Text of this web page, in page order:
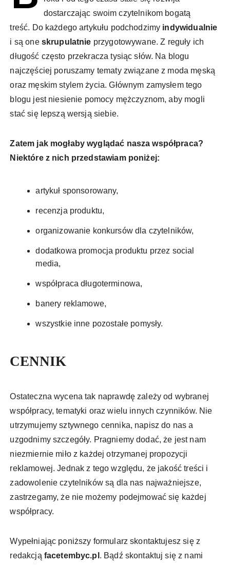
dostarczając swoim czytelnikom bogatą
treść. Do każdego artykułu podchodzimy indywidualnie
i są one skrupulatnie przygotowywane. Z reguły ich
długość często przekracza tysiąc słów. Na blogu
najczęściej poruszamy tematy związane z moda męską
oraz męskim stylem życia. Głównym zamysłem tego
blogu jest niesienie pomocy mężczyznom, aby mogli
stać się lepszą wersją siebie.
Zatem jak mogłaby wyglądać nasza współpraca?
Niektóre z nich przedstawiam poniżej:
artykuł sponsorowany,
recenzja produktu,
organizowanie konkursów dla czytelników,
dodatkowa promocja produktu przez social
media,
współpraca długoterminowa,
banery reklamowe,
wszystkie inne pozostałe pomysły.
CENNIK
Ostateczna wycena tak naprawdę zależy od wybranej
współpracy, tematyki oraz wielu innych czynników. Nie
utrzymujemy sztywnego cennika, napisz do nas a
uzgodnimy szczegóły. Pragniemy dodać, że jest nam
niezmiernie miło z każdej otrzymanej propozycji
reklamowej. Jednak z tego względu, że jakość treści i
zadowolenie czytelników są dla nas najważniejsze,
zastrzegamy, że nie możemy podejmować się każdej
współpracy.
Wypełniając poniższy formularz skontaktujesz się z
redakcją facetembyc.pl . Bądź skontaktuj się z nami